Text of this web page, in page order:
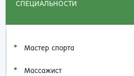
СПЕЦИАЛЬНОСТИ
Мастер спорта
Массажист